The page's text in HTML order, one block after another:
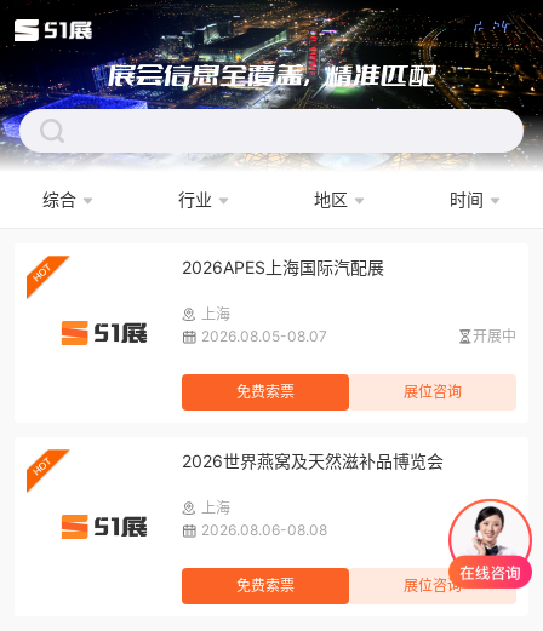
展会信息全覆盖，精准匹配
综合 行业 地区
时间
2026APES上海国际汽配展
上海
2026.08.05-08.07
开展中
免费索票 展位咨询
2026世界燕窝及天然滋补品博览会
上海
2026.08.06-08.08
开展中
免费索票 展位咨询